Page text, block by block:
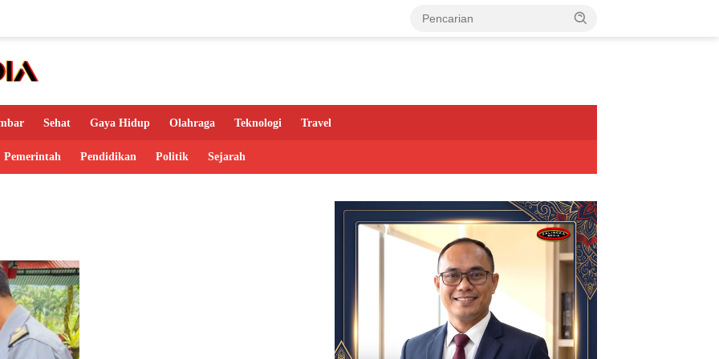
Sehat Gaya Hidup Olahraga Teknologi Travel
Pemerintah Pendidikan Politik Sejarah